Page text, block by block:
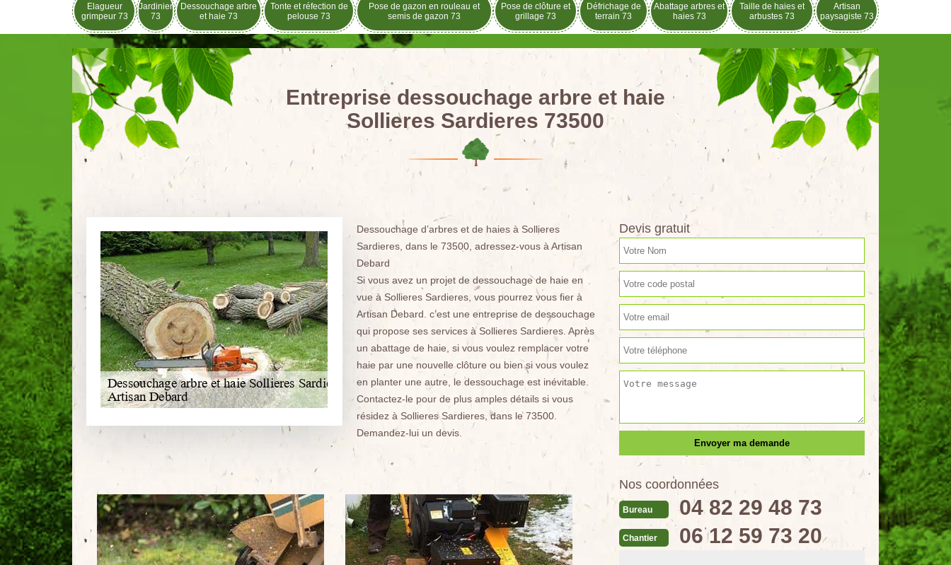
Elagueur
grimpeur 73
Jardinier
73
Dessouchage arbre
et haie 73
Tonte et réfection de
pelouse 73
Pose de gazon en rouleau et
semis de gazon 73
Pose de clôture et
grillage 73
Défrichage de
terrain 73
Abattage arbres et
haies 73
Taille de haies et
arbustes 73
Artisan
paysagiste 73
Entreprise dessouchage arbre et haie
Sollieres Sardieres 73500
Dessouchage d’arbres et de haies à Sollieres
Sardieres, dans le 73500, adressez-vous à Artisan
Debard
Si vous avez un projet de dessouchage de haie en
vue à Sollieres Sardieres, vous pourrez vous fier à
Artisan Debard. c’est une entreprise de dessouchage
qui propose ses services à Sollieres Sardieres. Après
un abattage de haie, si vous voulez remplacer votre
haie par une nouvelle clôture ou bien si vous voulez
en planter une autre, le dessouchage est inévitable.
Contactez-le pour de plus amples détails si vous
résidez à Sollieres Sardieres, dans le 73500.
Demandez-lui un devis.
Devis gratuit
Nos coordonnées
Bureau 04 82 29 48 73
Chantier 06 12 59 73 20